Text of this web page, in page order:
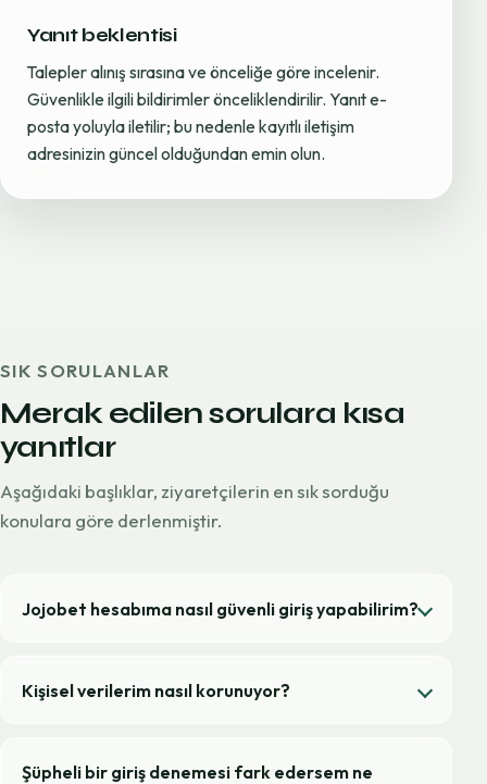
Yanıt beklentisi
Talepler alınış sırasına ve önceliğe göre incelenir.
Güvenlikle ilgili bildirimler önceliklendirilir. Yanıt e-
posta yoluyla iletilir; bu nedenle kayıtlı iletişim
adresinizin güncel olduğundan emin olun.
SIK SORULANLAR
Merak edilen sorulara kısa
yanıtlar
Aşağıdaki başlıklar, ziyaretçilerin en sık sorduğu
konulara göre derlenmiştir.
Jojobet hesabıma nasıl güvenli giriş yapabilirim?
Kişisel verilerim nasıl korunuyor?
Şüpheli bir giriş denemesi fark edersem ne